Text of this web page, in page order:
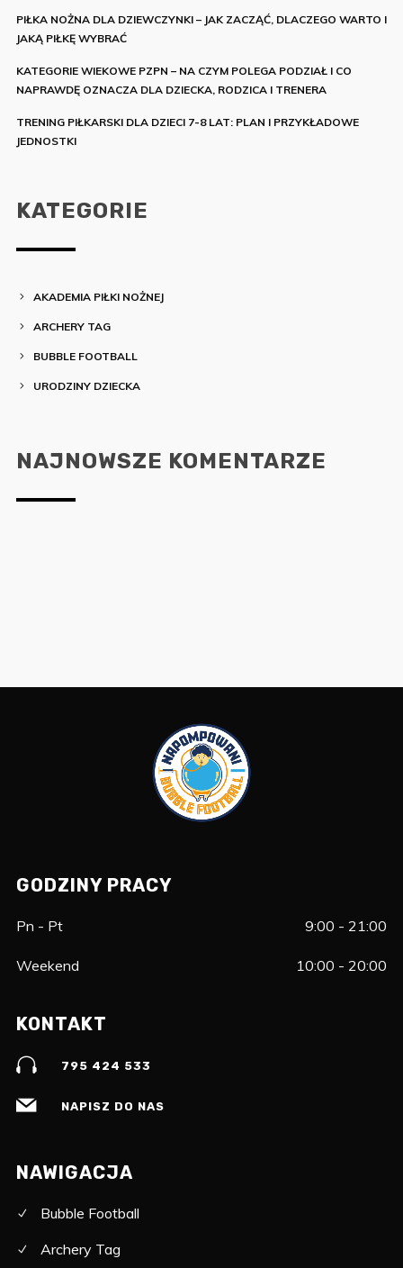
PIŁKA NOŻNA DLA DZIEWCZYNKI – JAK ZACZĄĆ, DLACZEGO WARTO I
JAKĄ PIŁKĘ WYBRAĆ
KATEGORIE WIEKOWE PZPN – NA CZYM POLEGA PODZIAŁ I CO
NAPRAWDĘ OZNACZA DLA DZIECKA, RODZICA I TRENERA
TRENING PIŁKARSKI DLA DZIECI 7-8 LAT: PLAN I PRZYKŁADOWE
JEDNOSTKI
KATEGORIE
AKADEMIA PIŁKI NOŻNEJ
ARCHERY TAG
BUBBLE FOOTBALL
URODZINY DZIECKA
NAJNOWSZE KOMENTARZE
GODZINY PRACY
Pn - Pt 9:00 - 21:00
Weekend 10:00 - 20:00
KONTAKT
795 424 533
NAPISZ DO NAS
NAWIGACJA
Bubble Football
Archery Tag